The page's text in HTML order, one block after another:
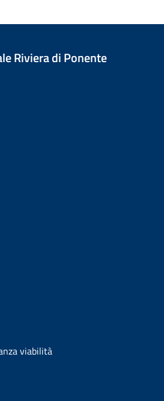
Riviera di Ponente
viabilità